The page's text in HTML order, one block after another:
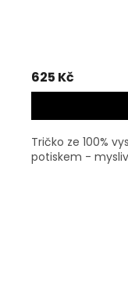
625 Kč
Tričko ze 100%
potiskem -